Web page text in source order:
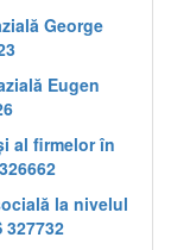
George
Eugen
al firmelor în
la nivelul